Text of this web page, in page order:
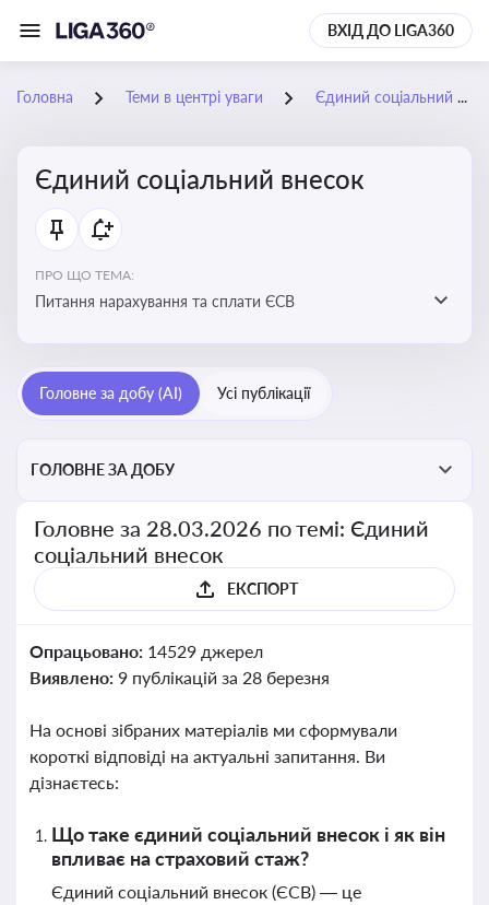
ВХІД ДО LIGA360
Головна Теми в центрі уваги Єдиний соціальний внесок
Єдиний соціальний внесок
ПРО ЩО ТЕМА:
Питання нарахування та сплати ЄСВ
Головне за добу (AI) Усі публікації
ГОЛОВНЕ ЗА ДОБУ
Головне за 28.03.2026 по темі: Єдиний
соціальний внесок
ЕКСПОРТ
Опрацьовано: 14529 джерел
Виявлено: 9 публікацій за 28 березня
На основі зібраних матеріалів ми сформували
короткі відповіді на актуальні запитання. Ви
дізнаєтесь:
Що таке єдиний соціальний внесок і як він
впливає на страховий стаж?
Єдиний соціальний внесок (ЄСВ) — це